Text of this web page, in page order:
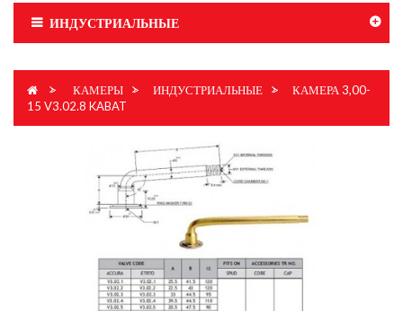
ИНДУСТРИАЛЬНЫЕ
> КАМЕРЫ > ИНДУСТРИАЛЬНЫЕ >
КАМЕРА 3,00-
15 V3.02.8 KABAT